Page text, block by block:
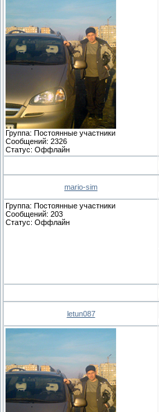
Группа: Постоянные участники
Сообщений: 2326
Статус: Оффлайн
mario-sim
Группа: Постоянные участники
Сообщений: 203
Статус: Оффлайн
letun087